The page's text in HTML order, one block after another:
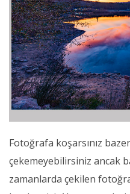
Fotoğrafa koşarsınız
çekemeyebilirsiniz ancak
zamanlarda çekilen